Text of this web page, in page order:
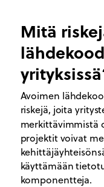
Mitä
Avoimen
riskejä, joita
merkittävimmistä
projektit voivat
käyttämään
komponentteja.